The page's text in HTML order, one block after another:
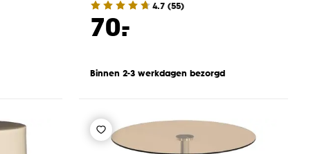
4.7 (55)
70.
-
Binnen 2-3 werkdagen bezorgd